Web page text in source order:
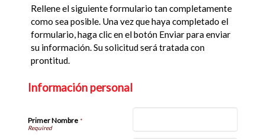
Rellene el siguiente formulario tan completamente
como sea posible. Una vez que haya completado el
formulario, haga clic en el botón Enviar para enviar
su información. Su solicitud será tratada con
prontitud.
Información personal
Primer Nombre *